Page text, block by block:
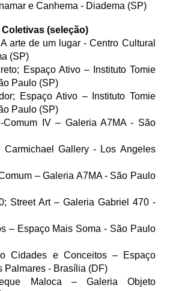
e Canhema - Diadema (SP)
(seleção)
arte de um lugar - Centro Cultural
(SP)
Espaço Ativo – Instituto Tomie
Paulo (SP)
Espaço Ativo – Instituto Tomie
Paulo (SP)
Comum IV – Galeria A7MA - São
Gallery - Los Angeles
– Galeria A7MA - São Paulo
Street Art – Galeria Gabriel 470 -
– Espaço Mais Soma - São Paulo
Cidades e Conceitos – Espaço
Palmares - Brasília (DF)
Maloca – Galeria Objeto